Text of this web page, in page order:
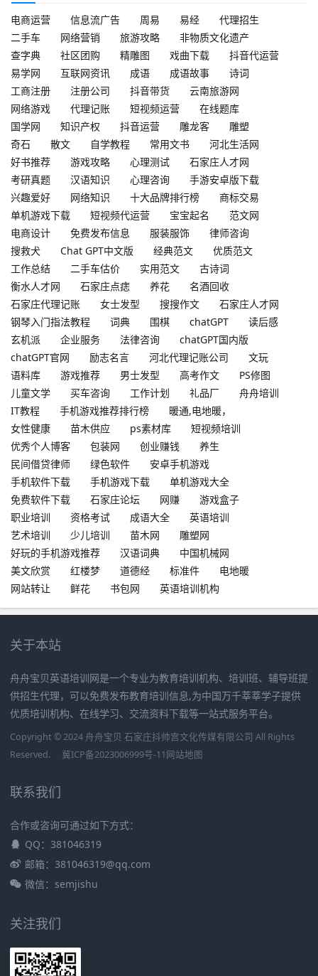
电商运营 信息流广告 周易 易经
代理招生
二手车
网络营销 旅游攻略
非物质文化遗产
查字典
社区团购 精雕图 戏曲下载
抖音代运营
易学网
互联网资讯 成语 成语故事
诗词
工商注册
注册公司 抖音带货
云南旅游网
网络游戏
代理记账 短视频运营
在线题库
国学网
知识产权 抖音运营 雕龙客
雕塑
奇石
散文 自学教程 常用文书
河北生活网
好书推荐
游戏攻略 心理测试
石家庄人才网
考研真题
汉语知识 心理咨询
手游安卓版下载
兴趣爱好
网络知识 十大品牌排行榜
商标交易
单机游戏下载
短视频代运营 宝宝起名
范文网
电商设计
免费发布信息 服装服饰
律师咨询
搜救犬
Chat GPT中文版 经典范文
优质范文
工作总结
二手车估价 实用范文
古诗词
衡水人才网
石家庄点痣 养花
名酒回收
石家庄代理记账
女士发型 搜搜作文
石家庄人才网
钢琴入门指法教程
词典 围棋 chatGPT
读后感
玄机派
企业服务 法律咨询
chatGPT国内版
chatGPT官网
励志名言 河北代理记账公司
文玩
语料库
游戏推荐 男士发型 高考作文
PS修图
儿童文学
买车咨询 工作计划 礼品厂
舟舟培训
IT教程
手机游戏推荐排行榜
暖通,电地暖，
女性健康
苗木供应 ps素材库
短视频培训
优秀个人博客
包装网 创业赚钱
养生
民间借贷律师
绿色软件
安卓手机游戏
手机软件下载
手机游戏下载
单机游戏大全
免费软件下载
石家庄论坛 网赚
游戏盒子
职业培训
资格考试 成语大全
英语培训
艺术培训
少儿培训 苗木网
雕塑网
好玩的手机游戏推荐
汉语词典
中国机械网
美文欣赏
红楼梦 道德经 标准件
电地暖
网站转让
鲜花 书包网 英语培训机构
关于本站
舟舟宝贝英语培训网是一个专业为教育培训机构、培训班、辅导班提
供招生代理，可以免费发布教育培训信息,为中国万千莘莘学子提供
优质培训机构、在线学习、交流资料下载等一站式服务平台。
Copyright © 2024 舟舟宝贝 石家庄抖帅宫文化传媒有限公司 All Rights
Reserved.
冀ICP备2023006999号-11网站地图
联系我们
合作或咨询可通过如下方式：
QQ：381046319
邮箱：381046319@qq.com
微信：semjishu
关注我们